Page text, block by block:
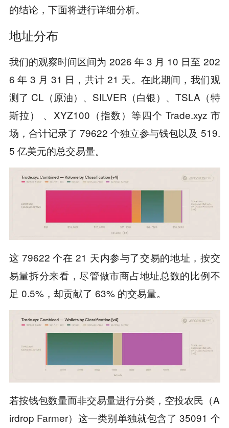
的结论，下面将进行详细分析。
地址分布
我们的观察时间区间为 2026 年 3 月 10 日至 202
6 年 3 月 31 日，共计 21 天。在此期间，我们观
测了 CL（原油）、SILVER（白银）、TSLA（特
斯拉） 、XYZ100（指数）等四个 Trade.xyz 市
场，合计记录了 79622 个独立参与钱包以及 519.
5 亿美元的总交易量。
这 79622 个在 21 天内参与了交易的地址，按交
易量拆分来看，尽管做市商占地址总数的比例不
足 0.5%，却贡献了 63% 的交易量。
若按钱包数量而非交易量进行分类，空投农民（A
irdrop Farmer）这一类别单独就包含了 35091 个